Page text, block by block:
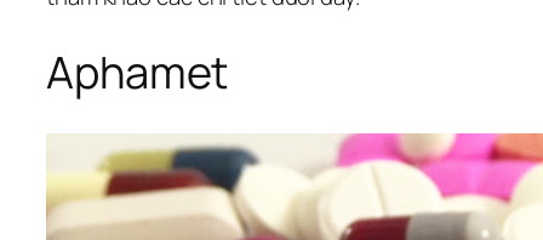
Aphamet